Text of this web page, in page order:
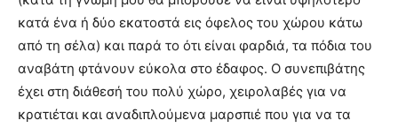
κατά ένα ή δύο εκατοστά εις όφελος του χώρου κάτω
από τη σέλα) και παρά το ότι είναι φαρδιά, τα πόδια του
αναβάτη φτάνουν εύκολα στο έδαφος. Ο συνεπιβάτης
έχει στη διάθεσή του πολύ χώρο, χειρολαβές για να
κρατιέται και αναδιπλούμενα μαρσπιέ που για να τα